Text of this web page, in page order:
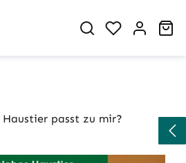
Du hast 0
Haustier passt zu mir?